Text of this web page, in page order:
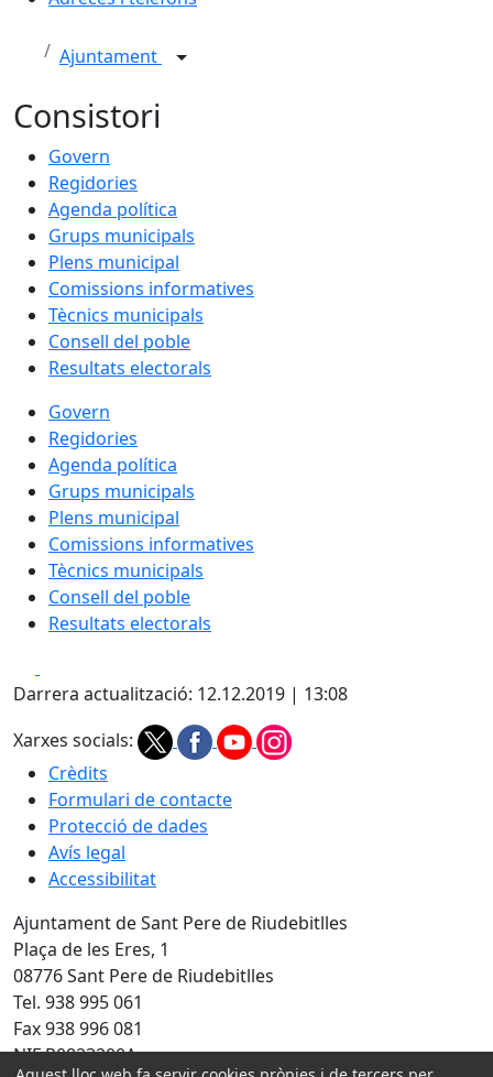
Ajuntament
Consistori
Govern
Regidories
Agenda política
Grups municipals
Plens municipal
Comissions informatives
Tècnics municipals
Consell del poble
Resultats electorals
Govern
Regidories
Agenda política
Grups municipals
Plens municipal
Comissions informatives
Tècnics municipals
Consell del poble
Resultats electorals
Darrera actualització: 12.12.2019 | 13:08
Xarxes socials:
Crèdits
Formulari de contacte
Protecció de dades
Avís legal
Accessibilitat
Ajuntament de Sant Pere de Riudebitlles
Plaça de les Eres, 1
08776 Sant Pere de Riudebitlles
Tel. 938 995 061
Fax 938 996 081
NIF P0823200A